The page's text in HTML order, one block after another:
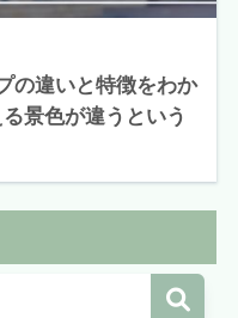
の違いと特徴をわか
景色が違うという